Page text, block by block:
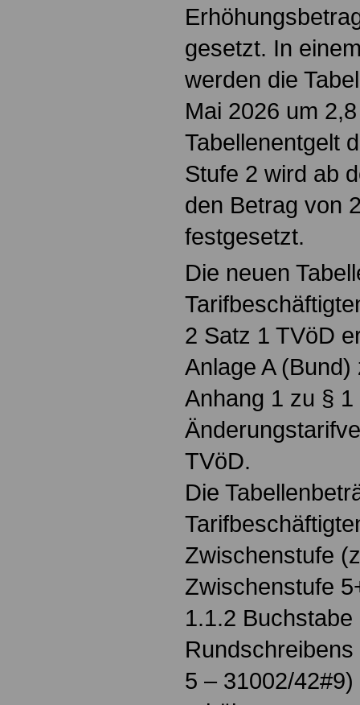
gesetzt. In
werden die
Mai 2026 um
Tabellenentgelt
Stufe 2 wird ab
den Betrag von
festgesetzt.
Die neuen
2 Satz 1 TVöD
Anlage A
Anhang 1 zu §
TVöD.
Die
Zwischenstufe
Zwischenstufe
1.1.2 Buchstabe
5 – 31002/